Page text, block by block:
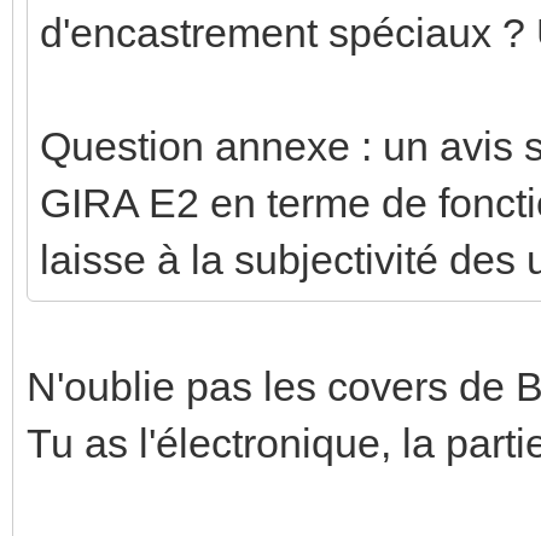
d'encastrement spéciaux
Question annexe : un avis
GIRA E2 en terme de
laisse à la subjectivité des
N'oublie pas les covers de
Tu as l'électronique, la